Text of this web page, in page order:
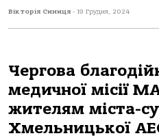
Вікторія Синиця - 19 Грудня, 2024
Чергова
медичної місії
жителям міста-
Хмельницької